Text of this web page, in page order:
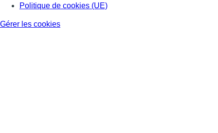
Politique de cookies (UE)
Gérer les cookies